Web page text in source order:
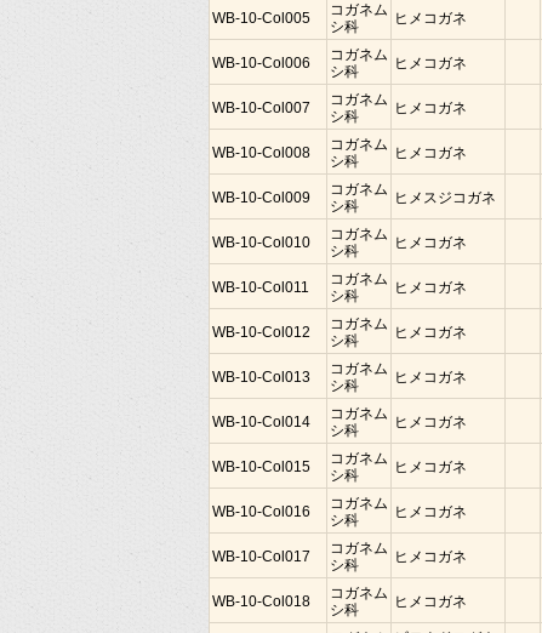
WB-10-Col005
コガネム
シ科
ヒメコガネ
WB-10-Col006
コガネム
シ科
ヒメコガネ
WB-10-Col007
コガネム
シ科
ヒメコガネ
WB-10-Col008
コガネム
シ科
ヒメコガネ
WB-10-Col009
コガネム
シ科
ヒメスジコガネ
WB-10-Col010
コガネム
シ科
ヒメコガネ
WB-10-Col011
コガネム
シ科
ヒメコガネ
WB-10-Col012
コガネム
シ科
ヒメコガネ
WB-10-Col013
コガネム
シ科
ヒメコガネ
WB-10-Col014
コガネム
シ科
ヒメコガネ
WB-10-Col015
コガネム
シ科
ヒメコガネ
WB-10-Col016
コガネム
シ科
ヒメコガネ
WB-10-Col017
コガネム
シ科
ヒメコガネ
WB-10-Col018
コガネム
シ科
ヒメコガネ